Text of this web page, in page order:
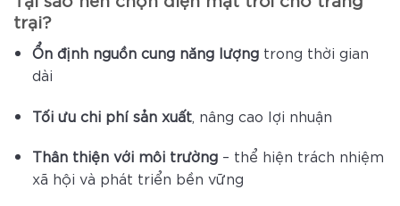
trại?
Ổn định nguồn cung năng lượngtrong thời gian
dài
Tối ưu chi phí sản xuất, nâng cao lợi nhuận
Thân thiện với môi trường– thể hiện trách nhiệm
xã hội và phát triển bền vững